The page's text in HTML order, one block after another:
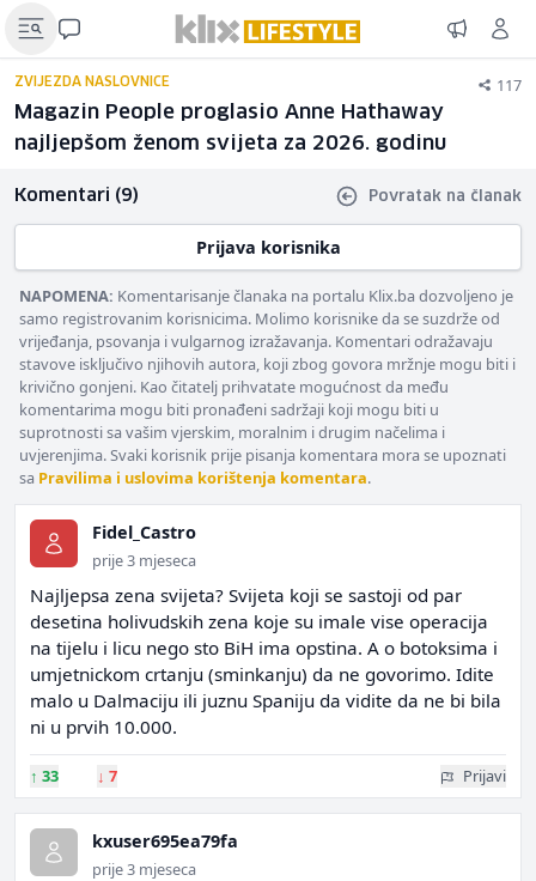
ZVIJEZDA NASLOVNICE 117
Magazin People proglasio Anne Hathaway
najljepšom ženom svijeta za 2026. godinu
Komentari (9) Povratak na članak
Prijava korisnika
NAPOMENA: Komentarisanje članaka na portalu Klix.ba dozvoljeno je
samo registrovanim korisnicima. Molimo korisnike da se suzdrže od
vrijeđanja, psovanja i vulgarnog izražavanja. Komentari odražavaju
stavove isključivo njihovih autora, koji zbog govora mržnje mogu biti i
krivično gonjeni. Kao čitatelj prihvatate mogućnost da među
komentarima mogu biti pronađeni sadržaji koji mogu biti u
suprotnosti sa vašim vjerskim, moralnim i drugim načelima i
uvjerenjima. Svaki korisnik prije pisanja komentara mora se upoznati
sa Pravilima i uslovima korištenja komentara.
Fidel_Castro
prije 3 mjeseca
Najljepsa zena svijeta? Svijeta koji se sastoji od par
desetina holivudskih zena koje su imale vise operacija
na tijelu i licu nego sto BiH ima opstina. A o botoksima i
umjetnickom crtanju (sminkanju) da ne govorimo. Idite
malo u Dalmaciju ili juznu Spaniju da vidite da ne bi bila
ni u prvih 10.000.
↑ 33 ↓ 7 Prijavi
kxuser695ea79fa
prije 3 mjeseca